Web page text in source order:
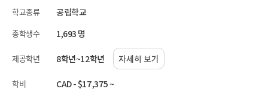
학교종류 공립학교
총학생수 1,693 명
제공학년 8학년~12학년 자세히 보기
학비 CAD - $17,375 ~